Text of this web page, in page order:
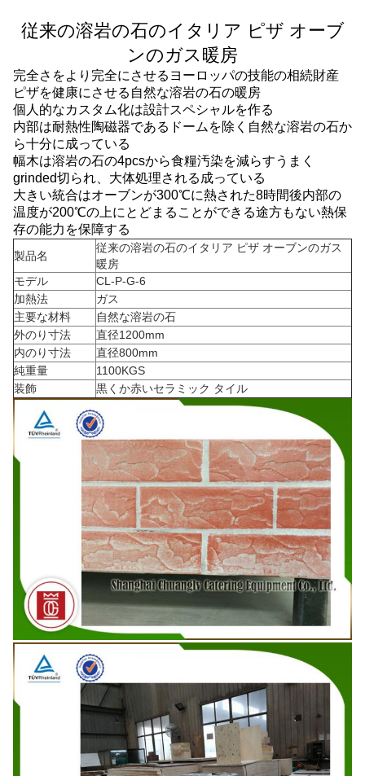
従来の溶岩の石のイタリア ピザ オーブ
ンのガス暖房
完全さをより完全にさせるヨーロッパの技能の相続財産
ピザを健康にさせる自然な溶岩の石の暖房
個人的なカスタム化は設計スペシャルを作る
内部は耐熱性陶磁器であるドームを除く自然な溶岩の石か
ら十分に成っている
幅木は溶岩の石の4pcsから食糧汚染を減らすうまく
grinded切られ、大体処理される成っている
大きい統合はオーブンが300℃に熱された8時間後内部の
温度が200℃の上にとどまることができる途方もない熱保
存の能力を保障する
製品名
従来の溶岩の石のイタリア ピザ オーブンのガス
暖房
モデル
CL-P-G-6
加熱法
ガス
主要な材料
自然な溶岩の石
外のり寸法
直径1200mm
内のり寸法
直径800mm
純重量
1100KGS
装飾
黒くか赤いセラミック タイル